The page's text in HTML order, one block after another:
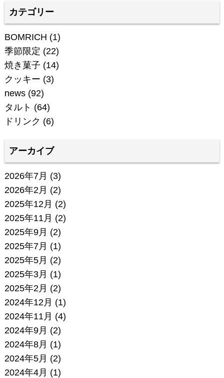
カテゴリー
BOMRICH (1)
季節限定 (22)
焼き菓子 (14)
クッキー (3)
news(92)
タルト (64)
ドリンク (6)
アーカイブ
2026年7月 (3)
2026年2月 (2)
2025年12月 (2)
2025年11月 (2)
2025年9月 (2)
2025年7月 (1)
2025年5月 (2)
2025年3月 (1)
2025年2月 (2)
2024年12月 (1)
2024年11月 (4)
2024年9月 (2)
2024年8月 (1)
2024年5月 (2)
2024年4月 (1)